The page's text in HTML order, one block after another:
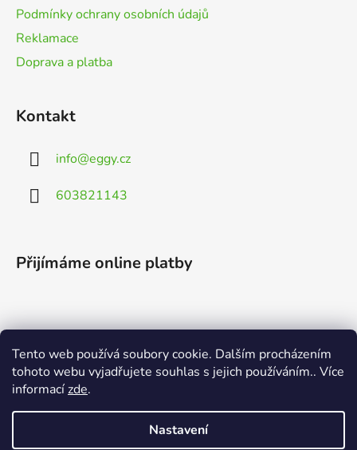
Tento web používá soubory cookie. Dalším procházením
tohoto webu vyjadřujete souhlas s jejich používáním.. Více
informacízde.
Nastavení
Podmínky ochrany osobních údajů
Reklamace
Doprava a platba
Kontakt
info@eggy.cz
603821143
Přijímáme online platby
Vyhledávání
HLEDAT